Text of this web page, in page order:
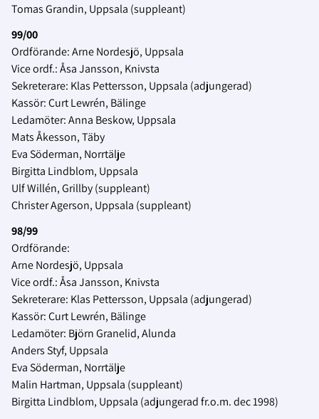
Tomas Grandin, Uppsala (suppleant)
99/00
Ordförande: Arne Nordesjö, Uppsala
Vice ordf.: Åsa Jansson, Knivsta
Sekreterare: Klas Pettersson, Uppsala (adjungerad)
Kassör: Curt Lewrén, Bälinge
Ledamöter: Anna Beskow, Uppsala
Mats Åkesson, Täby
Eva Söderman, Norrtälje
Birgitta Lindblom, Uppsala
Ulf Willén, Grillby (suppleant)
Christer Agerson, Uppsala (suppleant)
98/99
Ordförande:
Arne Nordesjö, Uppsala
Vice ordf.: Åsa Jansson, Knivsta
Sekreterare: Klas Pettersson, Uppsala (adjungerad)
Kassör: Curt Lewrén, Bälinge
Ledamöter: Björn Granelid, Alunda
Anders Styf, Uppsala
Eva Söderman, Norrtälje
Malin Hartman, Uppsala (suppleant)
Birgitta Lindblom, Uppsala (adjungerad fr.o.m. dec 1998)